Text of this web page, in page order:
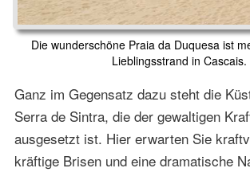
Die wunderschöne Praia da Duquesa ist
Lieblingsstrand in Cascais.
Ganz im Gegensatz dazu steht die
Serra de Sintra, die der gewaltigen
ausgesetzt ist. Hier erwarten Sie
kräftige Brisen und eine dramatische